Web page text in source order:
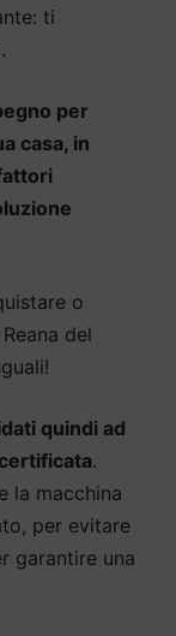
ti
per
casa, in
o
del
quindi ad
.
la macchina
per evitare
garantire una